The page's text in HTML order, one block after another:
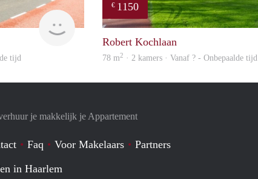
tijd
€ 1150
Robert Kochlaan
78 m2 · 2 kamers · Vanaf ? - Onbepaalde tijd
je makkelijk je Appartement
Faq Voor Makelaars
Partners
in Haarlem